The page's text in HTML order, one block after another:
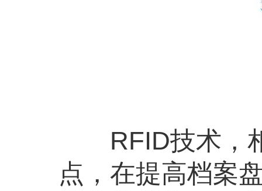
RFID技术，相
点，在提高档案